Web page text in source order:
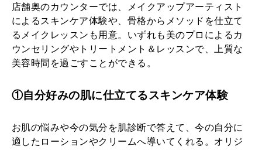
店舗奥のカウンターでは、メイクアップアーティスト
によるスキンケア体験や、骨格からメソッドを仕立て
るメイクレッスンも用意。いずれも美のプロによるカ
ウンセリングやトリートメント＆レッスンで、上質な
美容時間を過ごすことができる。
①自分好みの肌に仕立てるスキンケア体験
お肌の悩みや今の気分を肌診断で答えて、今の自分に
適したローションやクリームへ導いてくれる。オリジ